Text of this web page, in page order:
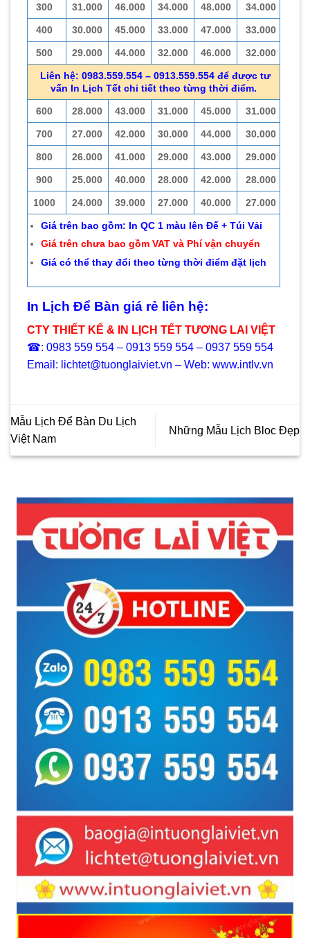
300 31.000 46.000 34.000 48.000 34.000
400 30.000 45.000 33.000 47.000 33.000
500 29.000 44.000 32.000 46.000 32.000
Liên hệ: 0983.559.554 – 0913.559.554 để được tư
vấn In Lịch Tết chi tiết theo từng thời điểm.
600 28.000 43.000 31.000 45.000 31.000
700 27.000 42.000 30.000 44.000 30.000
800 26.000 41.000 29.000 43.000 29.000
900 25.000 40.000 28.000 42.000 28.000
1000 24.000 39.000 27.000 40.000 27.000
Giá trên bao gồm: In QC 1 màu lên Đế + Túi Vải
Giá trên chưa bao gồm VAT và Phí vận chuyển
Giá có thể thay đổi theo từng thời điểm đặt lịch
In Lịch Để Bàn giá rẻ liên hệ:
CTY THIẾT KẾ & IN LỊCH TẾT TƯƠNG LAI VIỆT
☎: 0983 559 554 – 0913 559 554 – 0937 559 554
Email: lichtet@tuonglaiviet.vn – Web: www.intlv.vn
Mẫu Lịch Để Bàn Du Lịch
Việt Nam
Những Mẫu Lịch Bloc Đẹp